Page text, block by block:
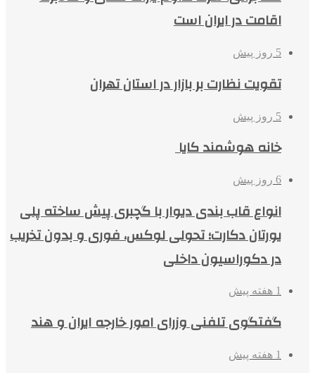
اقامت در ایران است
5 روز پیش
تقویت نظارت بر بازار در استان تهران
5 روز پیش
خانه هوشمند کایا
6 روز پیش
انواع قاب بندی دیوار با گچبری پیش ساخته پلی
یورتان دکارت؛ تحولی لوکس، فوری و بدون تخریب
در دکوراسیون داخلی
1 هفته پیش
گفتگوی تلفنی وزرای امور خارجه ایران و هند
1 هفته پیش